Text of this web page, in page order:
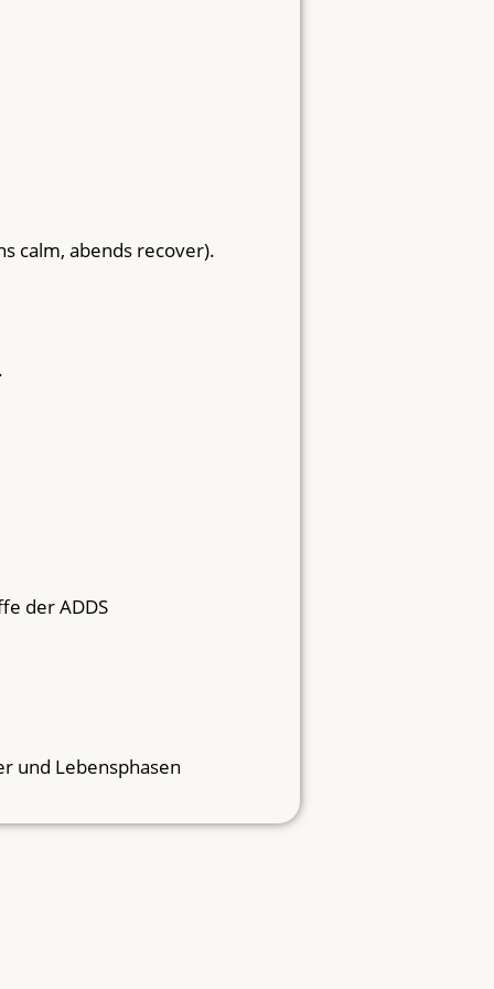
calm, abends recover).
der ADDS
und Lebensphasen